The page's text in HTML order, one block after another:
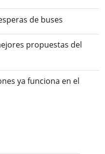
de buses
propuestas del
ya funciona en el